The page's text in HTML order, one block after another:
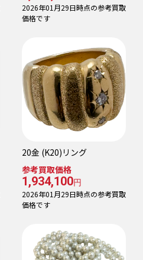
2026年01月29日時点の参考買取
価格です
20金 (K20)リング
参考買取価格
1,934,100円
2026年01月29日時点の参考買取
価格です